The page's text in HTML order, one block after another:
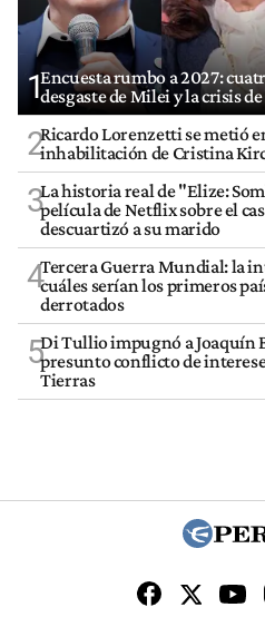
1Encuesta rumbo a 2027:
desgaste de Milei y la crisis
2Ricardo Lorenzetti se metió
inhabilitación de Cristina
3La historia real de "Elize:
película de Netflix sobre el
descuartizó a su marido
4Tercera Guerra Mundial: la
cuáles serían los primeros
derrotados
5Di Tullio impugnó a Joaquín
presunto conflicto de
Tierras